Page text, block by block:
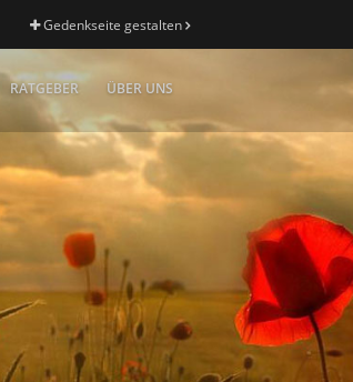
Gedenkseite gestalten
RATGEBER ÜBER UNS